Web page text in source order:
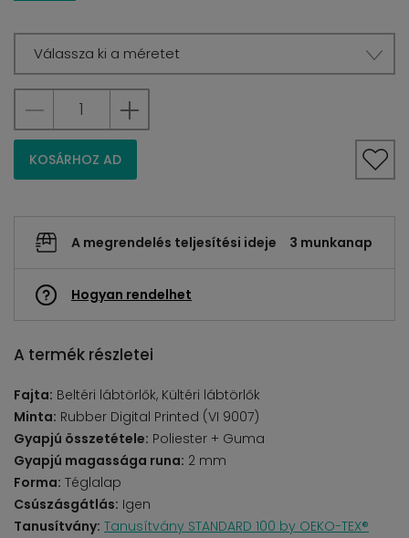
Válassza ki a méretet
KOSÁRHOZ AD
A megrendelés teljesítési ideje 3 munkanap
Hogyan rendelhet
A termék részletei
Fajta: Beltéri lábtörlők, Kültéri lábtörlők
Minta: Rubber Digital Printed (VI 9007)
Gyapjú összetétele: Poliester + Guma
Gyapjú magassága runa: 2 mm
Forma: Téglalap
Csúszásgátlás: Igen
Tanusítvány: Tanusítvány STANDARD 100 by OEKO-TEX®